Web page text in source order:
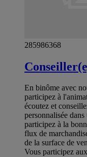
285986368
En binôme avec
participez à
écoutez et
personnalisée
participez à la
flux de
de la surface de
Vous participez